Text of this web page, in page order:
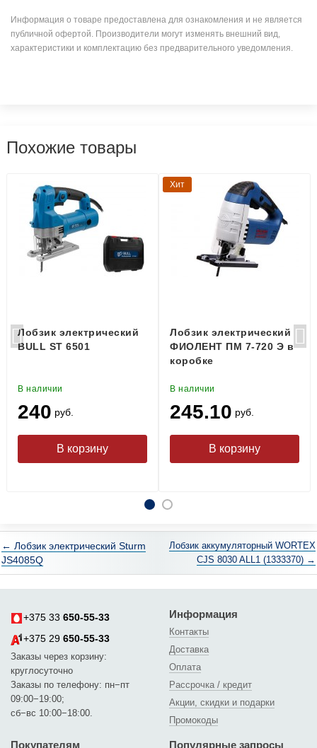
Информация о товаре предоставлена для ознакомления и не является
публичной офертой. Производители могут изменять внешний вид,
характеристики и комплектацию без предварительного уведомления.
Похожие товары
Лобзик электрический
BULL ST 6501
В наличии
240 руб.
Хит
Лобзик электрический
ФИОЛЕНТ ПМ 7-720 Э в
коробке
В наличии
245.10 руб.
← Лобзик электрический Sturm
JS4085Q
Лобзик аккумуляторный WORTEX
CJS 8030 ALL1 (1333370) →
+375 33 650-55-33
+375 29 650-55-33
Заказы через корзину:
круглосуточно
Заказы по телефону: пн−пт
09:00−19:00;
сб−вс 10:00−18:00.
Информация
Контакты
Доставка
Оплата
Рассрочка / кредит
Акции, скидки и подарки
Промокоды
Покупателям Популярные запросы